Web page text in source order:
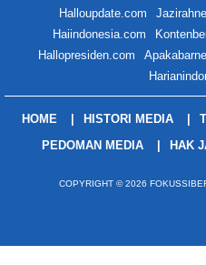
Halloupdate.com
Haiindonesia.com
Hallopresiden.com
HOME HISTORI MEDIA
PEDOMAN MEDIA
HAK
COPYRIGHT © 2026